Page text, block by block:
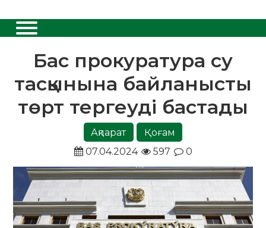
Бас прокуратура су
тасқынына байланысты
төрт тергеуді бастады
Ақпарат
Қоғам
07.04.2024
597 0